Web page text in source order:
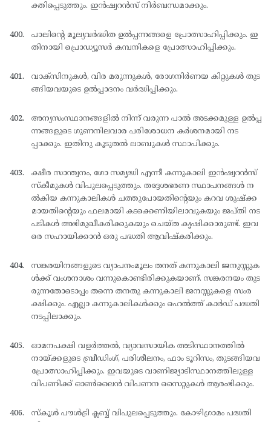
ക്തിപ്പെടുത്തും. ഇന്‍ഷ്വറന്‍സ് നിര്‍ബന്ധമാക്കും.
പാലിന്റെ മൂല്യവര്‍ദ്ധിത ഉല്‍പ്പന്നങ്ങളെ പ്രോത്സാഹിപ്പിക്കും. ഇ
തിനായി പ്രൊഡ്യൂസര്‍ കമ്പനികളെ പ്രോത്സാഹിപ്പിക്കും.
വാക്സിനുകള്‍, വിര മരുന്നുകള്‍, രോഗനിര്‍ണയ കിറ്റുകള്‍ തുട
ങ്ങിയവയുടെ ഉല്‍പ്പാദനം വര്‍ദ്ധിപ്പിക്കും.
അന്യസംസ്ഥാനങ്ങളില്‍ നിന്ന് വരുന്ന പാല്‍ അടക്കമുള്ള ഉല്‍പ്പ
ന്നങ്ങളുടെ ഗുണനിലവാര പരിശോധന കര്‍ശനമായി നട
പ്പാക്കും. ഇതിനു കൂടുതല്‍ ലാബുകള്‍ സ്ഥാപിക്കും.
ക്ഷീര സാന്ത്വനം, ഗോ സമൃദ്ധി എന്നീ കന്നുകാലി ഇന്‍ഷ്വറന്‍സ്
സ്കീമുകള്‍ വിപുലപ്പെടുത്തും. തദ്ദേശഭരണ സ്ഥാപനങ്ങള്‍ ന
ല്‍കിയ കന്നുകാലികള്‍ ചത്തുപോയതിന്റെയും കറവ ശുഷ്ക്ക
മായതിന്റെയും ഫലമായി കടക്കെണിയിലാവുകയും ജപ്തി നട
പടികള്‍ അഭിമുഖീകരിക്കുകയും ചെയ്ത കൃഷിക്കാരുണ്ട്. ഇവ
രെ സഹായിക്കാന്‍ ഒരു പദ്ധതി ആവിഷ്കരിക്കും.
സങ്കരയിനങ്ങളുടെ വ്യാപനംമൂലം തനത് കന്നുകാലി ജനുസ്സുക
ള്‍ക്ക് വംശനാശം വന്നുകൊണ്ടിരിക്കുകയാണ്. സങ്കരനയം തുട
രുന്നതോടൊപ്പം തന്നെ തനതു കന്നുകാലി ജനസ്സുകളെ സംര
ക്ഷിക്കും. എല്ലാ കന്നുകാലികള്‍ക്കും ഹെല്‍ത്ത് കാര്‍ഡ് പദ്ധതി
നടപ്പിലാക്കും.
ഓമനപക്ഷി വളര്‍ത്തല്‍, വ്യാവസായിക അടിസ്ഥാനത്തില്‍
നായ്ക്കളുടെ ബ്രീഡിംഗ്, പരിശീലനം, ഫാം ടൂറിസം, തുടങ്ങിയവ
പ്രോത്സാഹിപ്പിക്കും. ഇവയുടെ വാണിജ്യാടിസ്ഥാനത്തിലുള്ള
വിപണിക്ക് ഓണ്‍ലൈന്‍ വിപണന സൈറ്റുകള്‍ ആരംഭിക്കും.
സ്കൂള്‍ പൗള്‍ട്രി ക്ലബ്ബ് വിപുലപ്പെടുത്തും. കോഴിഗ്രാമം പദ്ധതി